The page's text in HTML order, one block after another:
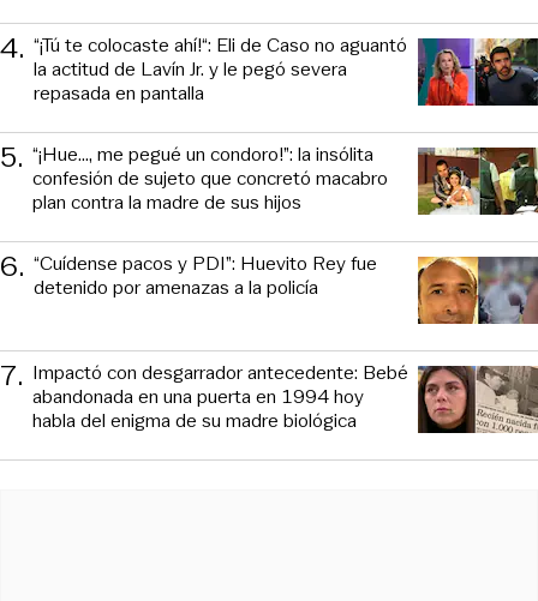
4. “¡Tú te colocaste ahí!“: Eli de Caso no aguantó
la actitud de Lavín Jr. y le pegó severa
repasada en pantalla
5. “¡Hue..., me pegué un condoro!”: la insólita
confesión de sujeto que concretó macabro
plan contra la madre de sus hijos
6. “Cuídense pacos y PDI”: Huevito Rey fue
detenido por amenazas a la policía
7. Impactó con desgarrador antecedente: Bebé
abandonada en una puerta en 1994 hoy
habla del enigma de su madre biológica